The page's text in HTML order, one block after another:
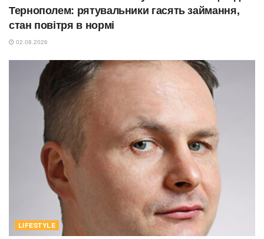
Тернополем: рятувальники гасять займання,
стан повітря в нормі
02.08.2026
LIFESTYLE